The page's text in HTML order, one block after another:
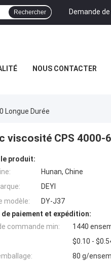
Demande
Rechercher
NOUS CONTACTER
Longue Durée
viscosité CPS 4000-
produit:
Hunan, Chine
DEYI
modèle:
DY-J37
paiement et expédition:
commande min:
1440
$0.10 -
80 g/